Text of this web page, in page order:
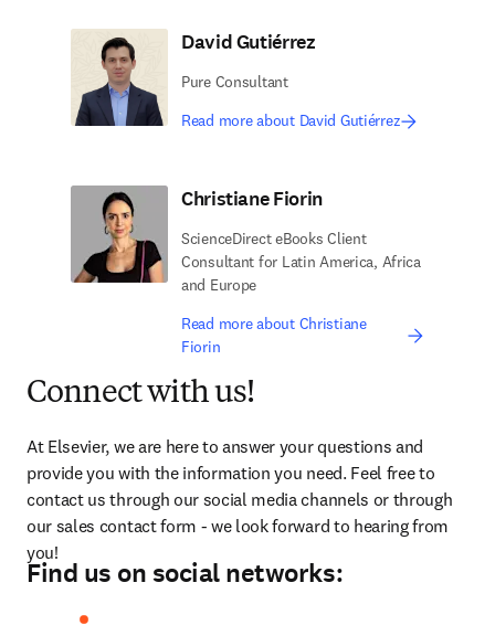
David Gutiérrez
Pure Consultant
Read more about David Gutiérrez
Christiane Fiorin
ScienceDirect eBooks Client
Consultant for Latin America, Africa
and Europe
Read more about Christiane
Fiorin
Connect with us!
At Elsevier, we are here to answer your questions and
provide you with the information you need. Feel free to
contact us through our social media channels or through
our sales contact form - we look forward to hearing from
you!
Find us on social networks: